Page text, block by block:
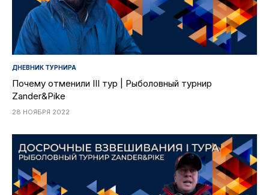
ДНЕВНИК ТУРНИРА
Почему отменили III тур | Рыболовный турнир
Zander&Pike
28 НОЯБРЯ 2022